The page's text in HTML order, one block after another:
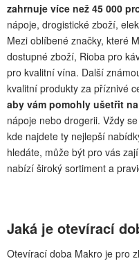
zahrnuje více než 45 000
nápoje, drogistické zboží,
Mezi oblíbené značky, které
dostupné zboží, Rioba pro
pro kvalitní vína. Další
kvalitní produkty za příznivé
aby vám pomohly ušetřit
nápoje nebo drogerii. Vždy
kde najdete ty nejlepší
hledáte, může být pro vás
nabízí široký sortiment a
Jaká je otevírací
Otevírací doba Makro je pro